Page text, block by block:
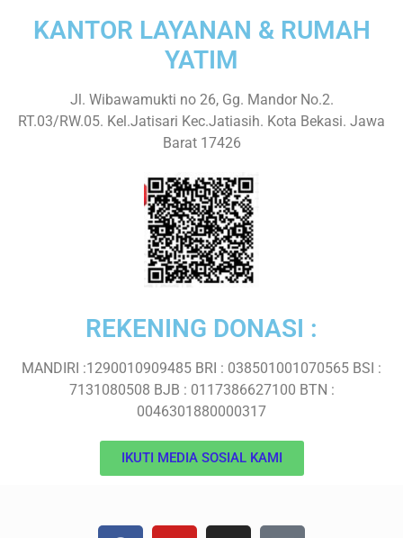
KANTOR LAYANAN & RUMAH
YATIM
Jl. Wibawamukti no 26, Gg. Mandor No.2.
RT.03/RW.05. Kel.Jatisari Kec.Jatiasih. Kota Bekasi. Jawa
Barat 17426
REKENING DONASI :
MANDIRI :1290010909485 BRI : 038501001070565 BSI :
7131080508 BJB : 0117386627100 BTN :
0046301880000317
IKUTI MEDIA SOSIAL KAMI